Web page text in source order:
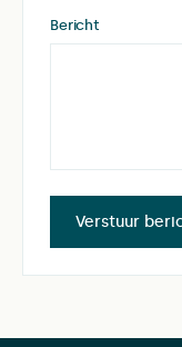
Bericht
Verstuur